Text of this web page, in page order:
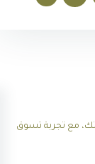
مع تجربة تسوق